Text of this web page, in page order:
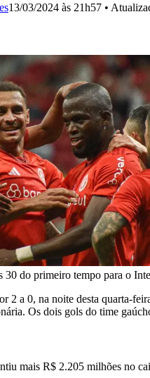
13/03/2024 às 21h57 •
30 do primeiro tempo para o
2 a 0, na noite desta quarta-
Os dois gols do time
mais R$ 2.205 milhões no